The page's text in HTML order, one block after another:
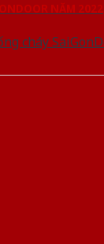
NĂM 2022
cháy